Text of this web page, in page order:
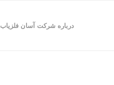
درباره شرکت آسان فلزیاب